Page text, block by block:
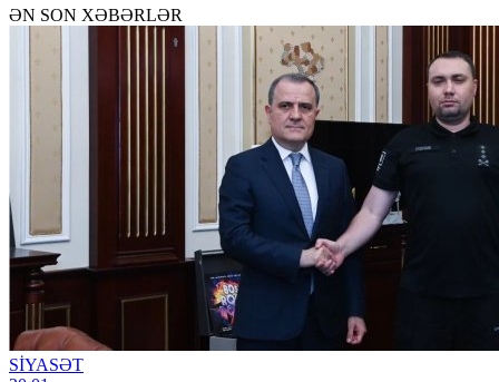
ƏN SON XƏBƏRLƏR
SİYASƏT